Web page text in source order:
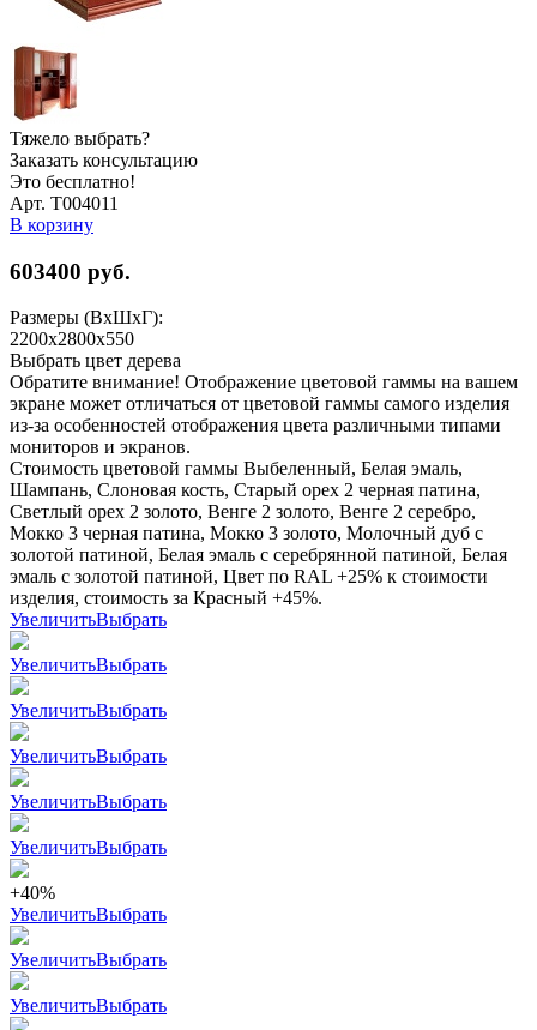
Тяжело выбрать?
Заказать консультацию
Это бесплатно!
Арт. Т004011
В корзину
603400 руб.
Размеры (ВхШхГ):
2200x2800x550
Выбрать цвет дерева
Обратите внимание! Отображение цветовой гаммы на вашем
экране может отличаться от цветовой гаммы самого изделия
из-за особенностей отображения цвета различными типами
мониторов и экранов.
Стоимость цветовой гаммы Выбеленный, Белая эмаль,
Шампань, Слоновая кость, Старый орех 2 черная патина,
Светлый орех 2 золото, Венге 2 золото, Венге 2 серебро,
Мокко 3 черная патина, Мокко 3 золото, Молочный дуб с
золотой патиной, Белая эмаль с серебрянной патиной, Белая
эмаль с золотой патиной, Цвет по RAL +25% к стоимости
изделия, стоимость за Красный +45%.
УвеличитьВыбрать
УвеличитьВыбрать
УвеличитьВыбрать
УвеличитьВыбрать
УвеличитьВыбрать
УвеличитьВыбрать
+40%
УвеличитьВыбрать
УвеличитьВыбрать
УвеличитьВыбрать